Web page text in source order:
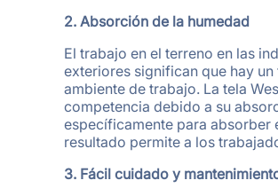
2. Absorción de la humedad
El trabajo en el terreno en las
exteriores significan que hay
ambiente de trabajo. La tela
competencia debido a su
específicamente para absorber
resultado permite a los
3. Fácil cuidado y